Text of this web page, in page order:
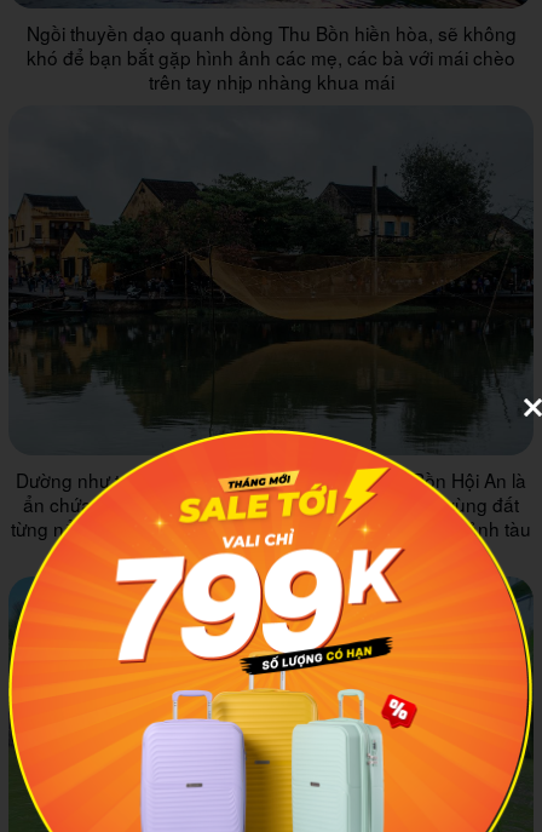
Ngồi thuyền dạo quanh dòng Thu Bồn hiền hòa, sẽ không
khó để bạn bắt gặp hình ảnh các mẹ, các bà với mái chèo
trên tay nhịp nhàng khua mái
Dường như trong từng con nước của Sông Thu Bồn Hội An là
ẩn chứa bao điều đẹp đẽ, nền văn hóa rực rỡ của vùng đất
từng nổi danh là thương cảng quốc tế tấp nập khung cảnh tàu
bè qua lại